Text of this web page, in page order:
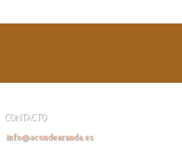
CONTACTO
info@acondearanda.es